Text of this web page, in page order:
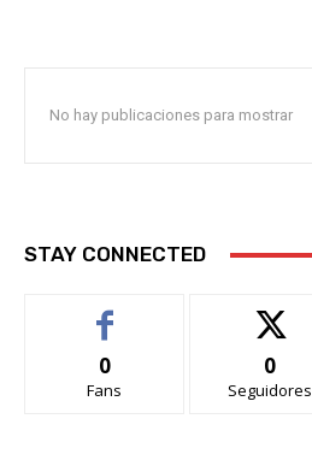
No hay publicaciones para mostrar
STAY CONNECTED
0
Fans
0
Seguidores